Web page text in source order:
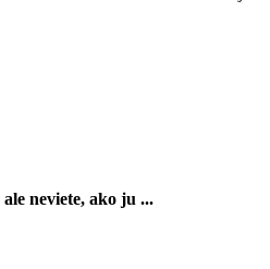
neviete, ako ju ...